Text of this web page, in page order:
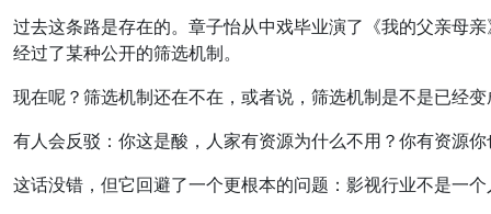
过去这条路是存在的。章子怡从中戏毕业演了《我的父亲母
经过了某种公开的筛选机制。
现在呢？筛选机制还在不在，或者说，筛选机制是不是已经
有人会反驳：你这是酸，人家有资源为什么不用？你有资源
这话没错，但它回避了一个更根本的问题：影视行业不是一